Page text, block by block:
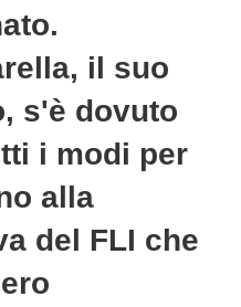
il suo
s'è dovuto
i modi per
alla
del FLI che